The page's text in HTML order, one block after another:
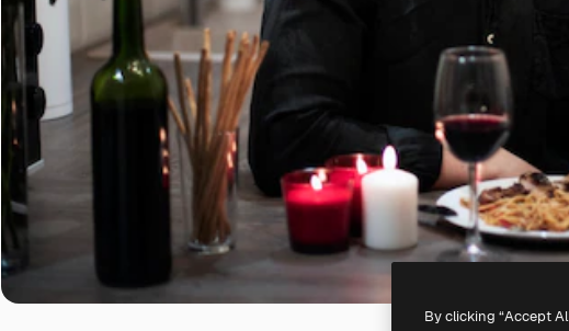
By clicking “Accept